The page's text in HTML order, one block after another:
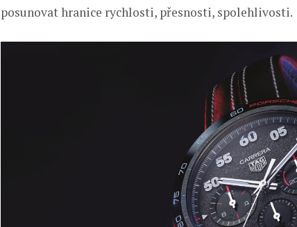
posunovat hranice rychlosti, přesnosti, spolehlivosti.